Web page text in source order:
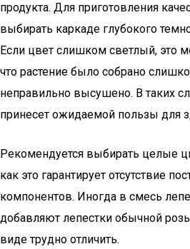
продукта. Для приготовления
выбирать каркаде глубокого
Если цвет слишком светлый, это
что растение было собрано
неправильно высушено. В таких
принесет ожидаемой пользы для
Рекомендуется выбирать целые
как это гарантирует отсутствие
компонентов. Иногда в смесь
добавляют лепестки обычной
виде трудно отличить.